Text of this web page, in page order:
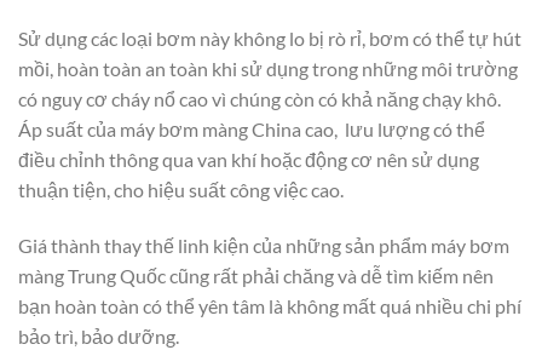
Sử dụng các loại bơm này không lo bị rò rỉ, bơm có thể tự hút
mồi, hoàn toàn an toàn khi sử dụng trong những môi trường
có nguy cơ cháy nổ cao vì chúng còn có khả năng chạy khô.
Áp suất của máy bơm màng China cao, lưu lượng có thể
điều chỉnh thông qua van khí hoặc động cơ nên sử dụng
thuận tiện, cho hiệu suất công việc cao.
Giá thành thay thế linh kiện của những sản phẩm máy bơm
màng Trung Quốc cũng rất phải chăng và dễ tìm kiếm nên
bạn hoàn toàn có thể yên tâm là không mất quá nhiều chi phí
bảo trì, bảo dưỡng.